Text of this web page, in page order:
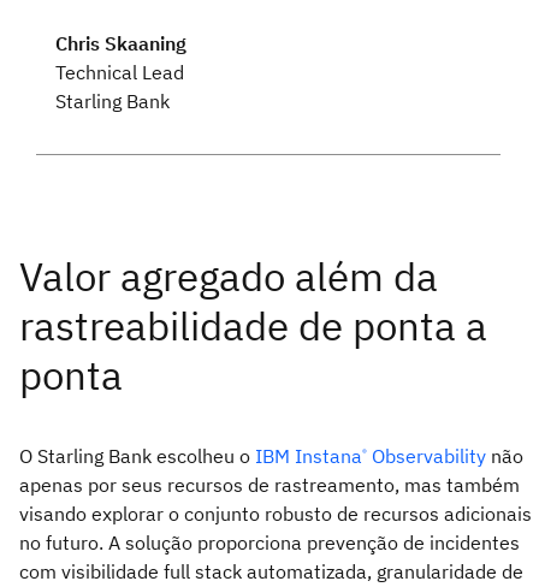
Chris Skaaning
Technical Lead
Starling Bank
O Starling Bank escolheu o IBM Instana® Observability não
apenas por seus recursos de rastreamento, mas também
visando explorar o conjunto robusto de recursos adicionais
no futuro. A solução proporciona prevenção de incidentes
com visibilidade full stack automatizada, granularidade de